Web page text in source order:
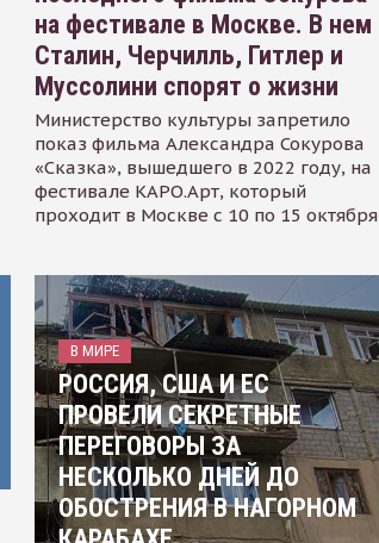
на фестивале в Москве. В нем
Сталин, Черчилль, Гитлер и
Муссолини спорят о жизни
Министерство культуры запретило
показ фильма Александра Сокурова
«Сказка», вышедшего в 2022 году, на
фестивале КАРО.Арт, который
проходит в Москве с 10 по 15 октября
В МИРЕ
РОССИЯ, США И ЕС
ПРОВЕЛИ СЕКРЕТНЫЕ
ПЕРЕГОВОРЫ ЗА
НЕСКОЛЬКО ДНЕЙ ДО
ОБОСТРЕНИЯ В НАГОРНОМ